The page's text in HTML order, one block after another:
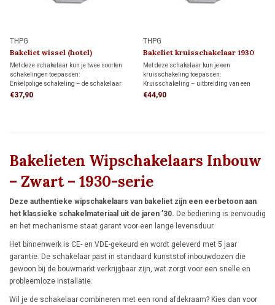
THPG
Bakeliet wissel (hotel)
schakelaar 1930
Met deze schakelaar kun je twee soorten
schakelingen toepassen:
Enkelpolige schakeling – de schakelaar
bedient een lamp of lampgroep.
€37,90
THPG
Bakeliet kruisschakelaar 1930
Met deze schakelaar kun je een
kruisschakeling toepassen:
Kruisschakeling – uitbreiding van een
wisselschakeling waarmee een lamp of
€44,90
Bakelieten Wipschakelaars Inbouw
– Zwart – 1930-serie
Deze authentieke wipschakelaars van bakeliet zijn een eerbetoon aan
het klassieke schakelmateriaal uit de jaren ’30. De bediening is eenvoudig
en het mechanisme staat garant voor een lange levensduur.
Het binnenwerk is CE- en VDE-gekeurd en wordt geleverd met 5 jaar
garantie. De schakelaar past in standaard kunststof inbouwdozen die
gewoon bij de bouwmarkt verkrijgbaar zijn, wat zorgt voor een snelle en
probleemloze installatie.
Wil je de schakelaar combineren met een rond afdekraam? Kies dan voor